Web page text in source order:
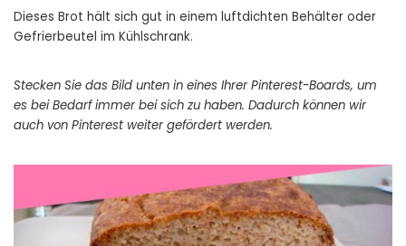
Dieses Brot hält sich gut in einem luftdichten Behälter oder
Gefrierbeutel im Kühlschrank.
Stecken Sie das Bild unten in eines Ihrer Pinterest-Boards, um
es bei Bedarf immer bei sich zu haben. Dadurch können wir
auch von Pinterest weiter gefördert werden.